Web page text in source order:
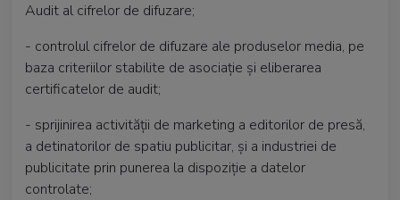
Audit al cifrelor de difuzare;
- controlul cifrelor de difuzare ale produselor media, pe
baza criteriilor stabilite de asociaţie şi eliberarea
certificatelor de audit;
- sprijinirea activităţii de marketing a editorilor de presă,
a detinatorilor de spatiu publicitar, şi a industriei de
publicitate prin punerea la dispoziţie a datelor
controlate;